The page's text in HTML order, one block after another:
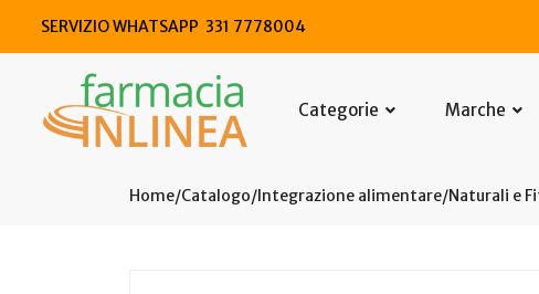
SERVIZIO WHATSAPP 331 7778004
Categorie Marche
Home Catalogo/Integrazione alimentare/Naturali e